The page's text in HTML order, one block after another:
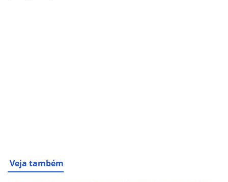
Veja também